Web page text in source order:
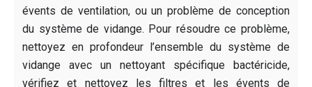
évents de ventilation, ou un problème de conception
du système de vidange. Pour résoudre ce problème,
nettoyez en profondeur l’ensemble du système de
vidange avec un nettoyant spécifique bactéricide,
vérifiez et nettoyez les filtres et les évents de